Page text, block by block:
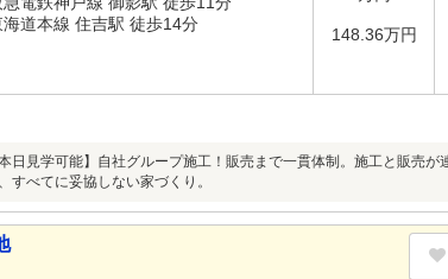
海道本線 住吉駅 徒歩14分
148.36万円
本日見学可能】自社グループ施工！販売まで一貫体制。施工と販売
すべてに妥協しない家づくり。